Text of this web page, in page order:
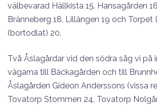
välbevarad Hällkista 15. Hansagården
Bränneberg 18, Lillängen 19 och Torpet
(bortodlat) 20.
Två Åslagårdar vid den södra såg vi på
vägarna till Bäckagården och till
Åslagården Gideon Anderssons (vissa
Tovatorp Stommen 24, Tovatorp